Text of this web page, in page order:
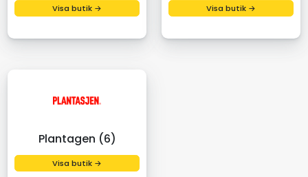
Visa butik → Visa butik →
Plantagen (6)
Visa butik →